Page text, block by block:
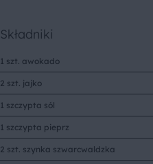
Składniki
1 szt. awokado
2 szt. jajko
1 szczypta sól
1 szczypta pieprz
2 szt. szynka szwarcwaldzka